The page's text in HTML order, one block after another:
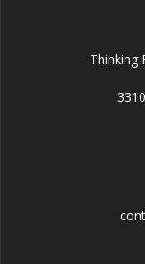
Thinking